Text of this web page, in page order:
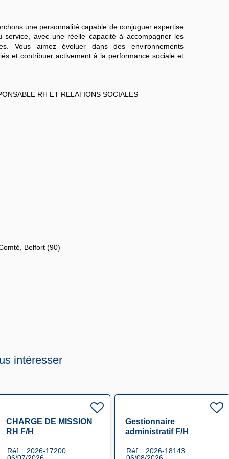
une personnalité capable de conjuguer expertise
service, avec une réelle capacité à accompagner les
Vous aimez évoluer dans des environnements
et contribuer activement à la performance sociale et
RH ET RELATIONS SOCIALES
Belfort (90)
intéresser
CHARGE DE MISSION
RH F/H
Réf. : 2026-17200
Gestionnaire
administratif F/H
Réf. : 2026-18143